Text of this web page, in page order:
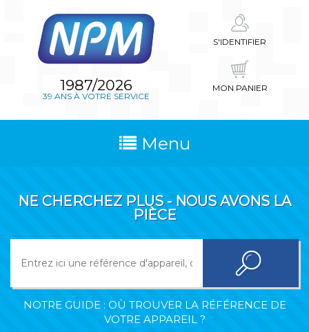
1987/2026
39 ANS À VOTRE SERVICE
S'IDENTIFIER
MON PANIER
Menu
NE CHERCHEZ PLUS - NOUS AVONS LA
PIÈCE
NOTRE GUIDE : OÙ TROUVER LA RÉFÉRENCE DE
VOTRE APPAREIL ?